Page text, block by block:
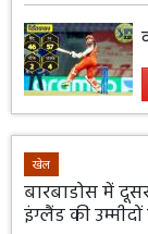
खेल
बारबाडोस में
इंग्लैंड की